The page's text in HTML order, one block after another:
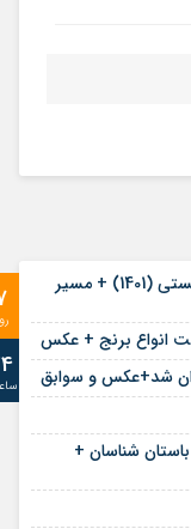
نقشه گردشگری مازندران و جاذبه های توریستی (1401) + مسیر
انواع برنج + عکس
شد+عکس و سوابق
شناسان +